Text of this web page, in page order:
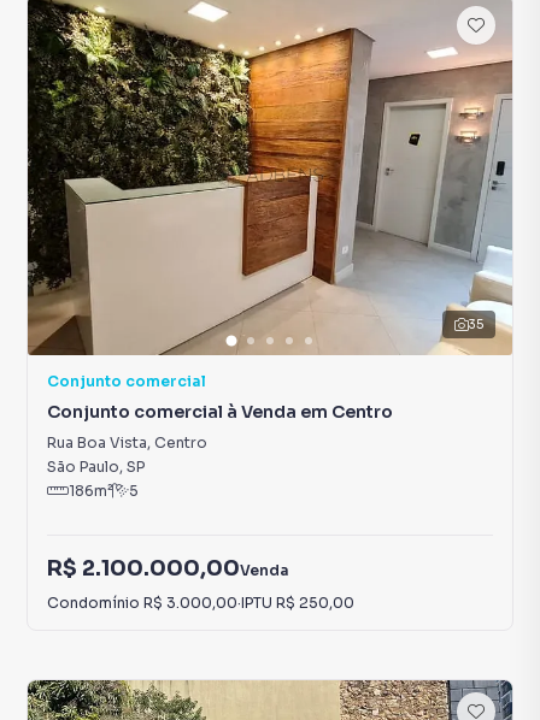
35
Conjunto comercial
Conjunto comercial à Venda em Centro
Rua Boa Vista, Centro
São Paulo, SP
186m² 5
R$ 2.100.000,00Venda
Condomínio R$ 3.000,00·IPTU R$ 250,00